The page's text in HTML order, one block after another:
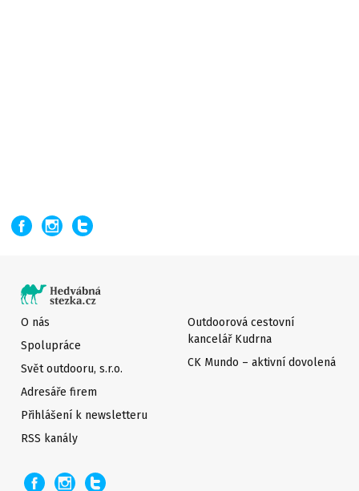
O nás
Spolupráce
Svět outdooru, s.r.o.
Adresáře firem
Přihlášení k newsletteru
Outdoorová cestovní
kancelář Kudrna
CK Mundo – aktivní dovolená
RSS kanály